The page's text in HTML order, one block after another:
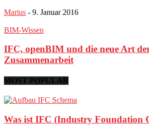
Marius - 9. Januar 2016
BIM-Wissen
IFC, openBIM und die neue Art
Zusammenarbeit
MOST POPULAR
Was ist IFC (Industry Foundation